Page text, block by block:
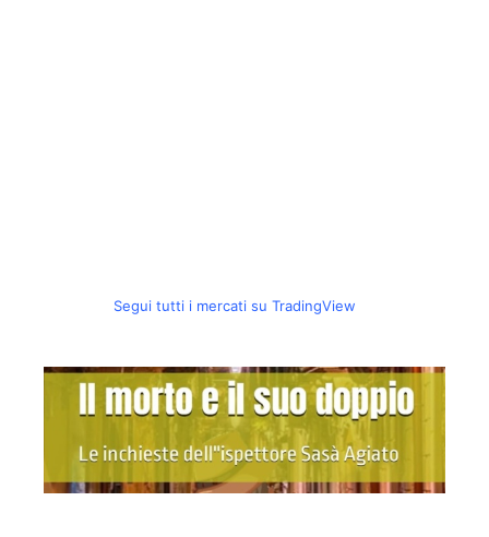
Segui tutti i mercati su TradingView